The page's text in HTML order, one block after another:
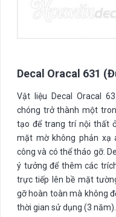
Decal Oracal 631
Vật liệu Decal Oracal
chóng trở thành một
tạo để trang trí nội thất
mặt mờ không phản xạ
công và có thể tháo gỡ.
ý tưởng để thêm các
trực tiếp lên bề mặt
gỡ hoàn toàn mà không
thời gian sử dụng (3 năm).